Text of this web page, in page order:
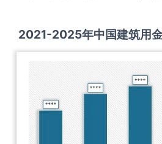
2021-2025年中国建筑用